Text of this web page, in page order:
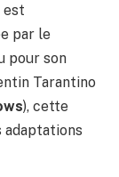
est
par le
pour son
Tarantino
), cette
adaptations